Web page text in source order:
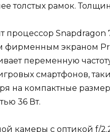
толстых рамок.
процессор
фирменным экраном
переменную
смартфонов,
на компактные
36 Вт.
камеры с оптикой f/